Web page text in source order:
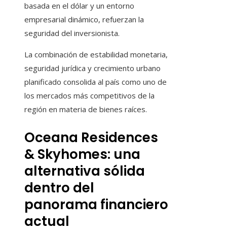
basada en el dólar y un entorno
empresarial dinámico, refuerzan la
seguridad del inversionista.
La combinación de estabilidad monetaria,
seguridad jurídica y crecimiento urbano
planificado consolida al país como uno de
los mercados más competitivos de la
región en materia de bienes raíces.
Oceana Residences
& Skyhomes: una
alternativa sólida
dentro del
panorama financiero
actual